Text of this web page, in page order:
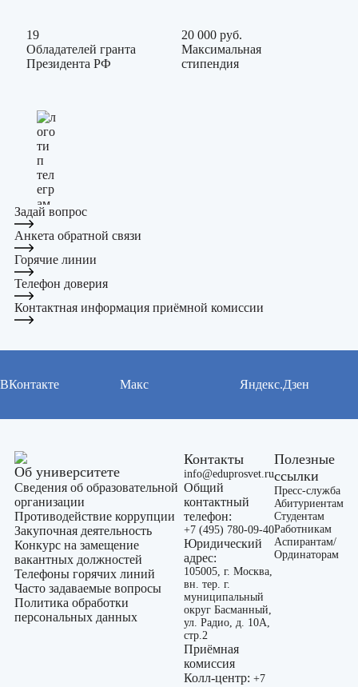
19
Обладателей гранта
Президента РФ
20 000 руб.
Максимальная
стипендия
Приемная комиссия
+7 (800) 200-91-42
Задай вопрос
Анкета обратной связи
Горячие линии
Телефон доверия
Контактная информация приёмной комиссии
ВКонтакте Макс Яндекс.Дзен
Об университете
Сведения об образовательной
организации
Противодействие коррупции
Закупочная деятельность
Конкурс на замещение
вакантных должностей
Телефоны горячих линий
Часто задаваемые вопросы
Политика обработки
персональных данных
Контакты
info@eduprosvet.ru
Общий
контактный
телефон:
+7 (495) 780-09-40
Юридический
адрес:
105005, г. Москва,
вн. тер. г.
муниципальный
округ Басманный,
ул. Радио, д. 10А,
стр.2
Приёмная
комиссия
Колл-центр: +7
Полезные
ссылки
Пресс-служба
Абитуриентам
Студентам
Работникам
Аспирантам/
Ординаторам